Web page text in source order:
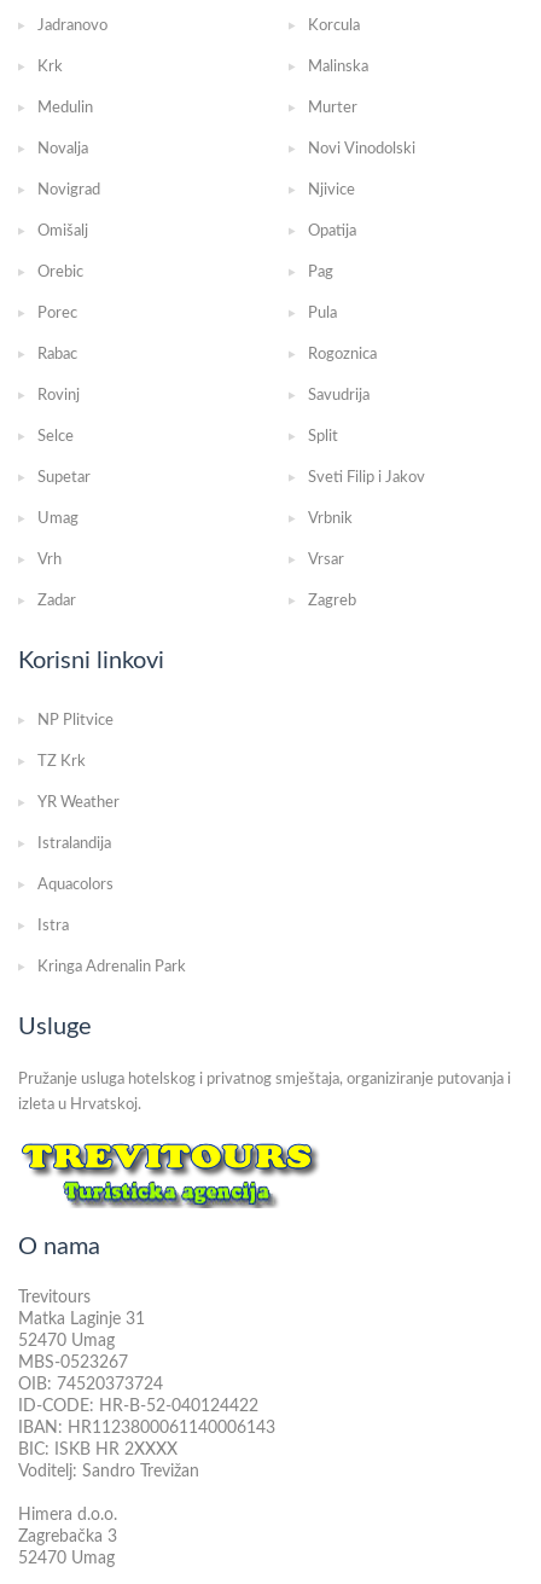
Jadranovo Korcula
Krk Malinska
Medulin Murter
Novalja Novi Vinodolski
Novigrad Njivice
Omišalj Opatija
Orebic Pag
Porec Pula
Rabac Rogoznica
Rovinj Savudrija
Selce Split
Supetar Sveti Filip i Jakov
Umag Vrbnik
Vrh Vrsar
Zadar Zagreb
Korisni linkovi
NP Plitvice
TZ Krk
YR Weather
Istralandija
Aquacolors
Istra
Kringa Adrenalin Park
Usluge
Pružanje usluga hotelskog i privatnog smještaja, organiziranje putovanja i
izleta u Hrvatskoj.
O nama
Trevitours
Matka Laginje 31
52470 Umag
MBS-0523267
OIB: 74520373724
ID-CODE: HR-B-52-040124422
IBAN: HR1123800061140006143
BIC: ISKB HR 2XXXX
Voditelj: Sandro Trevižan
Himera d.o.o.
Zagrebačka 3
52470 Umag